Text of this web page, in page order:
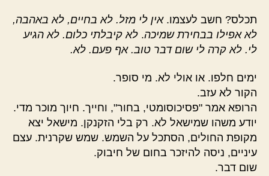
תכלס? חשב לעצמו.אין לי מזל. לא בחיים, לא באהבה,
לא אפילו בבחירת שמיכה. לא קיבלתי כלום. לא הגיע
לי. לא קרה לי שום דבר טוב. אף פעם. לא.
ימים חלפו. או אולי לא. מי סופר.
הקור לא עזב.
הרופא אמר "פסיכוסומטי, בחור", וחייך. חיוך מוכר מדי.
יודע משהו שמישאל לא. רק בלי הזקנקן. מישאל יצא
מקופת החולים, הסתכל על השמש. שמש שקרנית. עצם
עיניים, ניסה להיזכר בחום של חיבוק.
שום דבר.